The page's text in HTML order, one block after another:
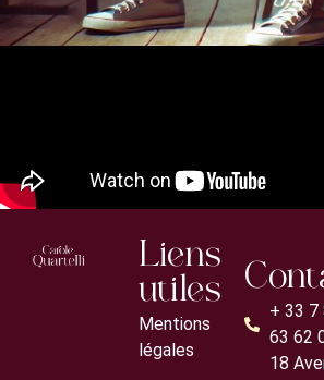
Liens
utiles
Mentions
légales
+ 33 7
63 62
18